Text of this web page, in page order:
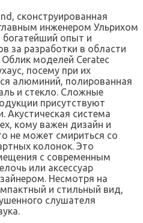
сконструированная
инженером Ульрихом
богатейший опыт и
за разработки в области
Облик моделей Ceratec
посему при их
алюминий, полированная
и стекло. Сложные
присутствуют
Акустическая система
кому важен дизайн и
не может смириться со
колонок. Это
с современным
или аксессуар
Несмотря на
и стильный вид,
слушателя